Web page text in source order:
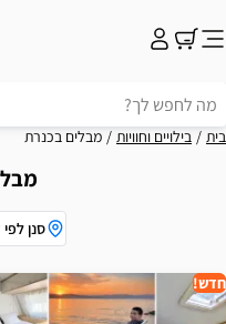
בית בילויים וחוויות מבלים בכנרת
סנן
תוצאות
חדש!